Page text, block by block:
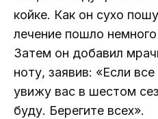
койке. Как он сухо
лечение пошло немного
Затем он добавил
ноту, заявив: «Если
увижу вас в шестом
буду. Берегите всех».